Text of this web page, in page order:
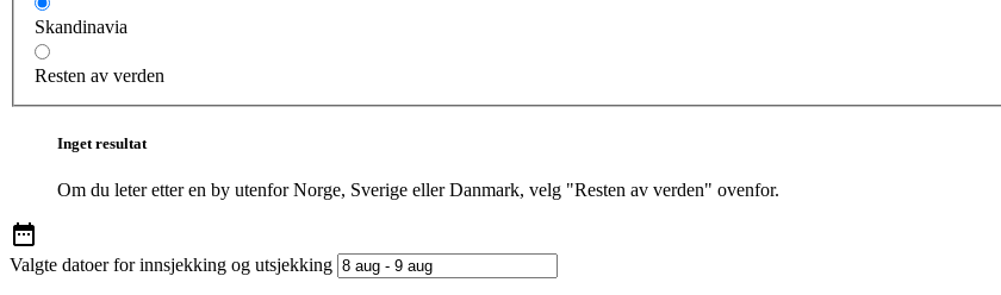
Skandinavia
Resten av verden
Inget resultat
Om du leter etter en by utenfor Norge, Sverige eller Danmark, velg "Resten av verden" ovenfor.
Valgte datoer for innsjekking og utsjekking